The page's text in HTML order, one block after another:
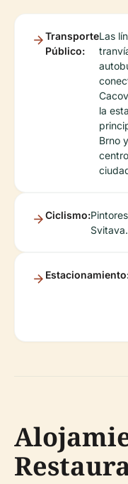
Transporte
Público:
Las
la
Brno
Ciclismo:
Svitava.